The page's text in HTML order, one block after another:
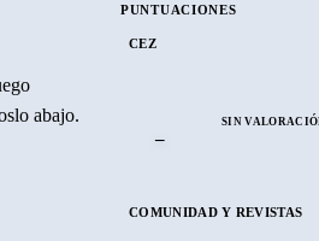
abajo.
PUNTUACIONES
CEZ
–
SIN
COMUNIDAD Y REVISTAS